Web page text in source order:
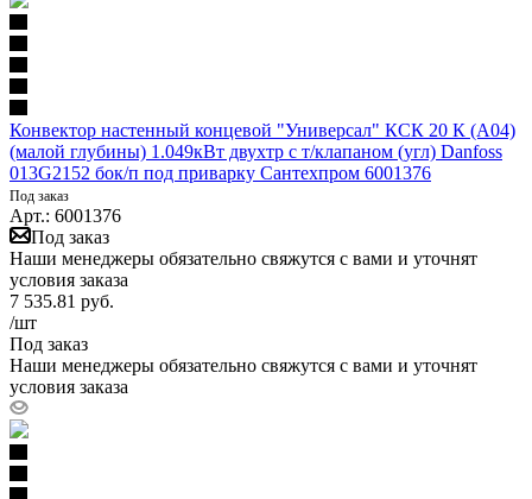
Конвектор настенный концевой "Универсал" КСК 20 К (А04)
(малой глубины) 1.049кВт двухтр с т/клапаном (угл) Danfoss
013G2152 бок/п под приварку Сантехпром 6001376
Под заказ
Арт.: 6001376
Под заказ
Наши менеджеры обязательно свяжутся с вами и уточнят
условия заказа
7 535.81 руб.
/шт
Под заказ
Наши менеджеры обязательно свяжутся с вами и уточнят
условия заказа